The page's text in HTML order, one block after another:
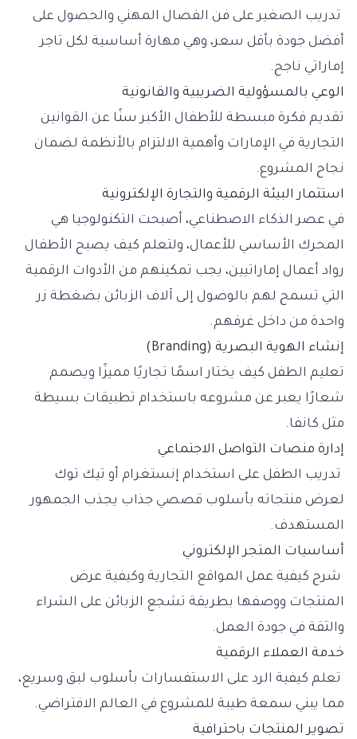
تدريب الصغير على فن الفصال المهني والحصول على
أفضل جودة بأقل سعر، وهي مهارة أساسية لكل تاجر
إماراتي ناجح.
الوعي بالمسؤولية الضريبية والقانونية
تقديم فكرة مبسطة للأطفال الأكبر سنًا عن القوانين
التجارية في الإمارات وأهمية الالتزام بالأنظمة لضمان
نجاح المشروع.
استثمار البيئة الرقمية والتجارة الإلكترونية
في عصر الذكاء الاصطناعي، أصبحت التكنولوجيا هي
المحرك الأساسي للأعمال، ولتعلم كيف يصبح الأطفال
رواد أعمال إماراتيين، يجب تمكينهم من الأدوات الرقمية
التي تسمح لهم بالوصول إلى آلاف الزبائن بضغطة زر
واحدة من داخل غرفهم.
إنشاء الهوية البصرية (Branding)
تعليم الطفل كيف يختار اسمًا تجاريًا مميزًا ويصمم
شعارًا يعبر عن مشروعه باستخدام تطبيقات بسيطة
مثل كانفا.
إدارة منصات التواصل الاجتماعي
تدريب الطفل على استخدام إنستغرام أو تيك توك
لعرض منتجاته بأسلوب قصصي جذاب يجذب الجمهور
المستهدف.
أساسيات المتجر الإلكتروني
شرح كيفية عمل المواقع التجارية وكيفية عرض
المنتجات ووصفها بطريقة تشجع الزبائن على الشراء
والثقة في جودة العمل.
خدمة العملاء الرقمية
تعلم كيفية الرد على الاستفسارات بأسلوب لبق وسريع،
مما يبني سمعة طيبة للمشروع في العالم الافتراضي.
تصوير المنتجات باحترافية